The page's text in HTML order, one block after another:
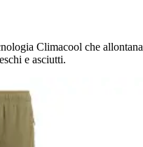
Climacool che allontana
e asciutti.